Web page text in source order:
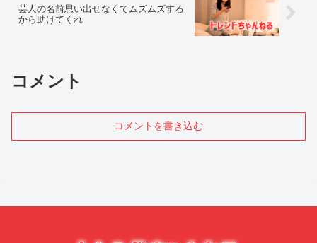
芸人の名前思い出せなくてムズムズする
から助けてくれ
コメント
コメントを書き込む